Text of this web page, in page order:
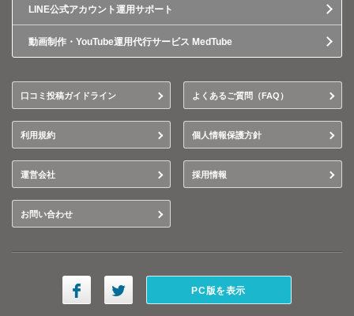
LINE公式アカウント運用サポート
動画制作・YouTube運用代行サービス MedTube
口コミ投稿ガイドライン よくあるご質問（FAQ）
利用規約 個人情報保護方針
運営会社 採用情報
お問い合わせ
PC版を表示